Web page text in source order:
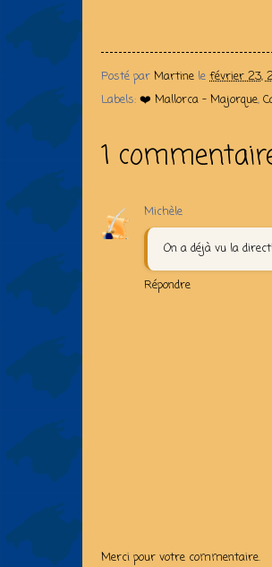
Posté par Martine le février 23,
Labels: ❤️ Mallorca - Majorque,
1
Michèle
On a déjà vu la
Répondre
Merci pour votre commentaire.